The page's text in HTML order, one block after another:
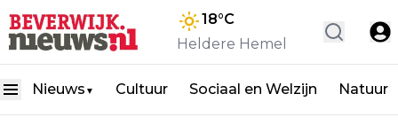
18°C
Heldere Hemel
Nieuws ▼ Cultuur Sociaal en Welzijn Natuur